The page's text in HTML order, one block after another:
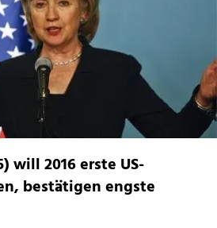
will 2016 erste US-
bestätigen engste